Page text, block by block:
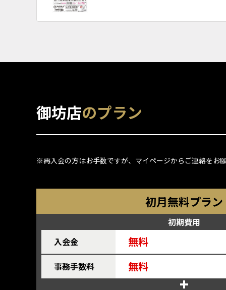
御坊店のプラン
※再入会の方はお手数ですが、マイページからご連絡をお
初月無料プラン
初期費用
入会金
無料
事務手数料 無料